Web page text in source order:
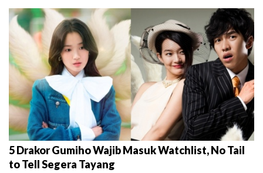
5 Drakor Gumiho Wajib Masuk Watchlist, No Tail
to Tell Segera Tayang